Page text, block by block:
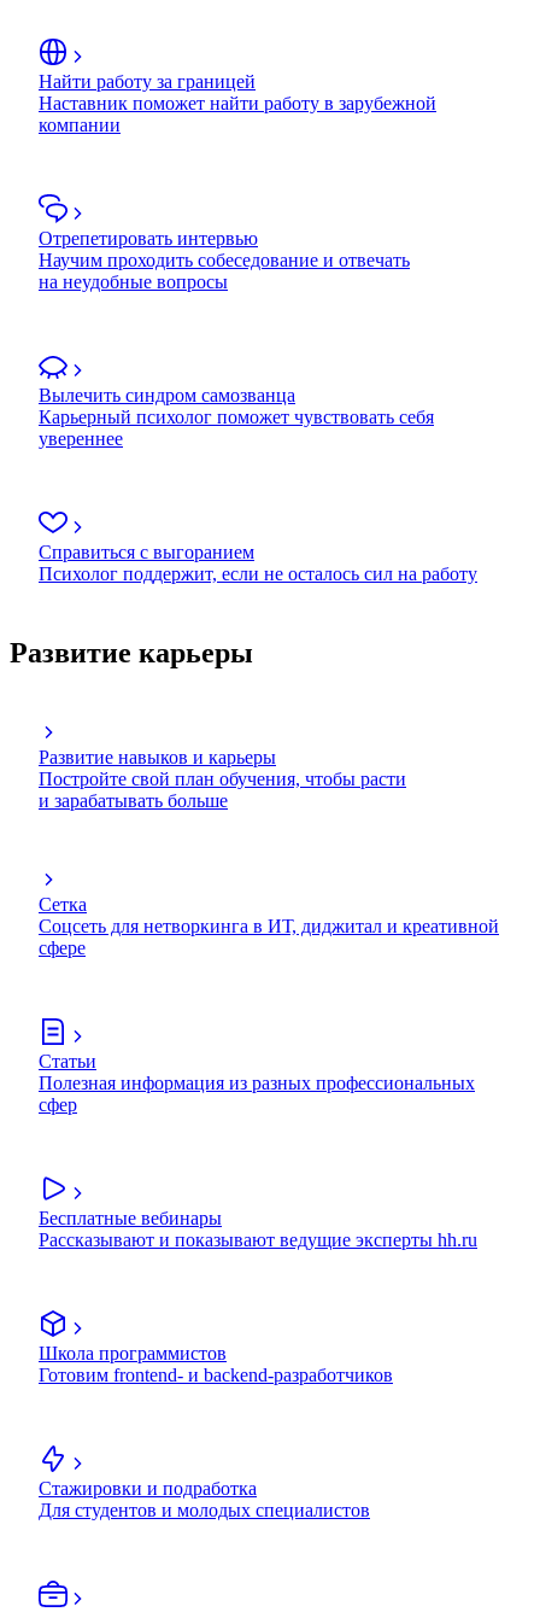
Найти работу за границей
Наставник поможет найти работу в зарубежной
компании
Отрепетировать интервью
Научим проходить собеседование и отвечать
на неудобные вопросы
Вылечить синдром самозванца
Карьерный психолог поможет чувствовать себя
увереннее
Справиться с выгоранием
Психолог поддержит, если не осталось сил на работу
Развитие карьеры
Развитие навыков и карьеры
Постройте свой план обучения, чтобы расти
и зарабатывать больше
Сетка
Соцсеть для нетворкинга в ИТ, диджитал и креативной
сфере
Статьи
Полезная информация из разных профессиональных
сфер
Бесплатные вебинары
Рассказывают и показывают ведущие эксперты hh.ru
Школа программистов
Готовим frontend- и backend-разработчиков
Стажировки и подработка
Для студентов и молодых специалистов